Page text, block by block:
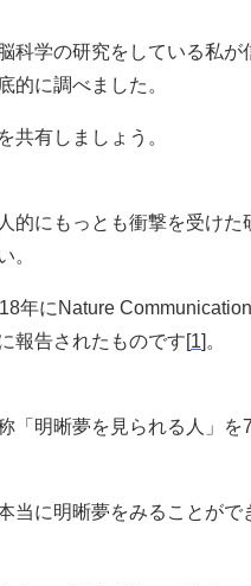
科学の研究をしている私が
的に調べました。
共有しましょう。
的にもっとも衝撃を受けた
。
年にNature
報告されたものです[1]。
「明晰夢を見られる人」を
当に明晰夢をみることがで